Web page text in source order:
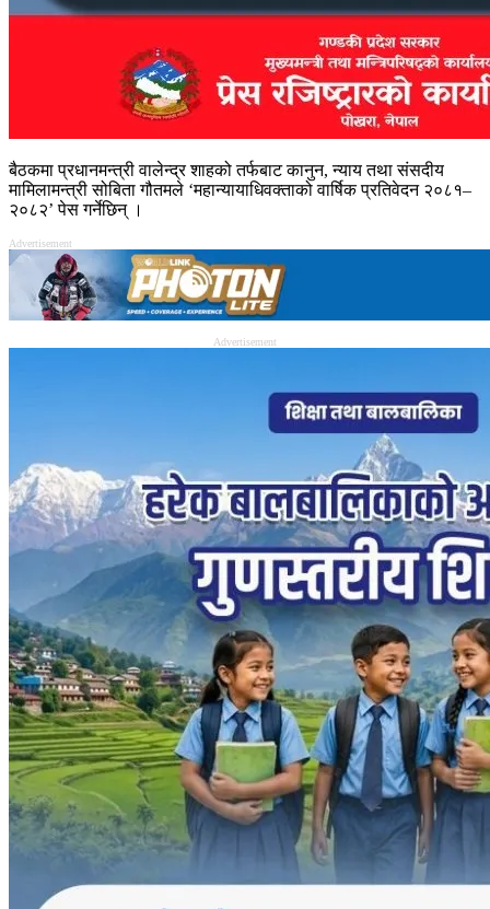
बैठकमा प्रधानमन्त्री वालेन्द्र शाहको तर्फबाट कानुन, न्याय तथा संसदीय
मामिलामन्त्री सोबिता गौतमले ‘महान्यायाधिवक्ताको वार्षिक प्रतिवेदन २०८१–
२०८२’ पेस गर्नेछिन् ।
Advertisement
Advertisement